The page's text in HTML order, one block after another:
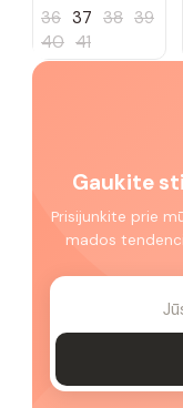
36 37 38 39
40 41
Gaukite
Prisijunkite prie
mados